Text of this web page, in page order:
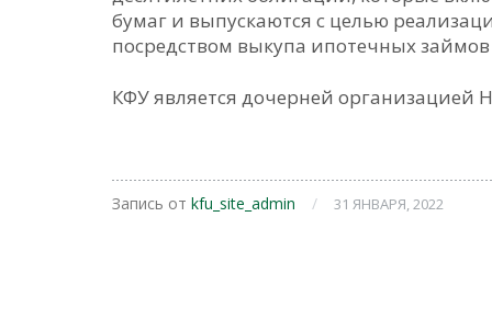
бумаг и выпускаются с целью
посредством выкупа ипотечных
КФУ является дочерней организацией
Запись от kfu_site_admin / 31 ЯНВАРЯ, 2022